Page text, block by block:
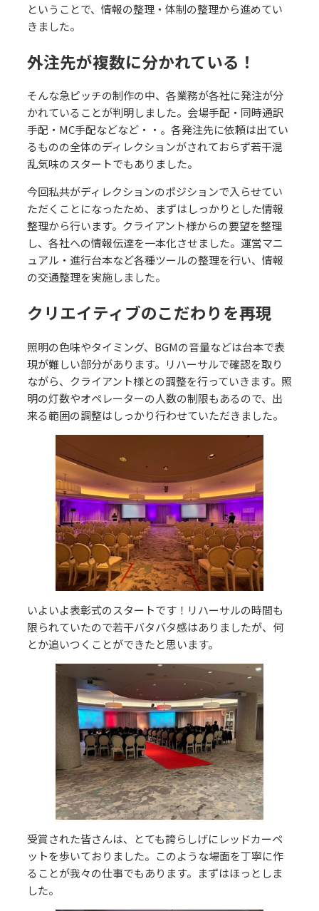
ということで、情報の整理・体制の整理から進めてい
きました。
外注先が複数に分かれている！
そんな急ピッチの制作の中、各業務が各社に発注が分
かれていることが判明しました。会場手配・同時通訳
手配・MC手配などなど・・。各発注先に依頼は出てい
るものの全体のディレクションがされておらず若干混
乱気味のスタートでもありました。
今回私共がディレクションのポジションで入らせてい
ただくことになったため、まずはしっかりとした情報
整理から行います。クライアント様からの要望を整理
し、各社への情報伝達を一本化させました。運営マニ
ュアル・進行台本など各種ツールの整理を行い、情報
の交通整理を実施しました。
クリエイティブのこだわりを再現
照明の色味やタイミング、BGMの音量などは台本で表
現が難しい部分があります。リハーサルで確認を取り
ながら、クライアント様との調整を行っていきます。照
明の灯数やオペレーターの人数の制限もあるので、出
来る範囲の調整はしっかり行わせていただきました。
いよいよ表彰式のスタートです！リハーサルの時間も
限られていたので若干バタバタ感はありましたが、何
とか追いつくことができたと思います。
受賞された皆さんは、とても誇らしげにレッドカーペ
ットを歩いておりました。このような場面を丁寧に作
ることが我々の仕事でもあります。まずはほっとしま
した。